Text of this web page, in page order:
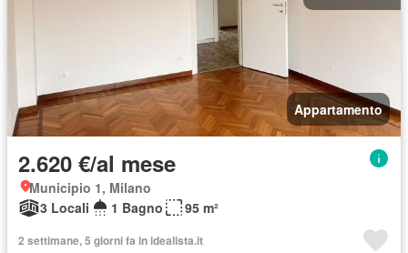
Appartamento
2.620 €/al mese
Municipio 1, Milano
3 Locali
1 Bagno 95 m²
2 settimane, 5 giorni fa in idealista.it